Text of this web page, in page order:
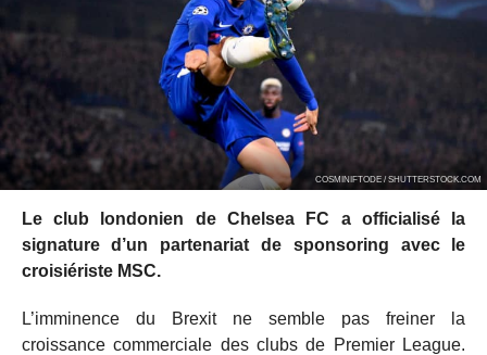
COSMINIFTODE / SHUTTERSTOCK.COM
Le club londonien de Chelsea FC a officialisé la
signature d’un partenariat de sponsoring avec le
croisiériste MSC.
L’imminence du Brexit ne semble pas freiner la
croissance commerciale des clubs de Premier League.